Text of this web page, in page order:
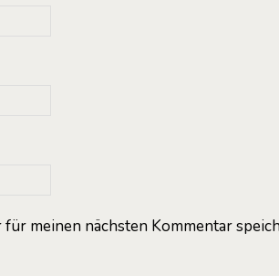
meinen nächsten Kommentar